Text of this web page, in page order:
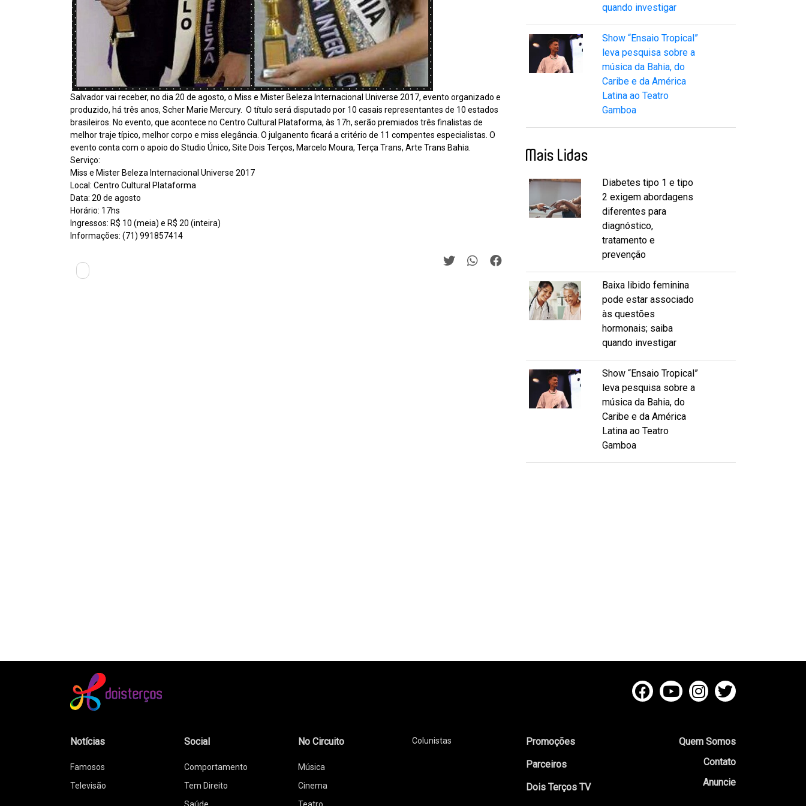
Salvador vai receber, no dia 20 de agosto, o Miss e Mister Beleza Internacional Universe 2017, evento organizado e
produzido, há três anos, Scher Marie Mercury. O título será disputado por 10 casais representantes de 10 estados
brasileiros. No evento, que acontece no Centro Cultural Plataforma, às 17h, serão premiados três finalistas de
melhor traje típico, melhor corpo e miss elegância. O julganento ficará a critério de 11 compentes especialistas. O
evento conta com o apoio do Studio Único, Site Dois Terços, Marcelo Moura, Terça Trans, Arte Trans Bahia.
Serviço:
Miss e Mister Beleza Internacional Universe 2017
Local: Centro Cultural Plataforma
Data: 20 de agosto
Horário: 17hs
Ingressos: R$ 10 (meia) e R$ 20 (inteira)
Informações: (71) 991857414
quando investigar
Show “Ensaio Tropical”
leva pesquisa sobre a
música da Bahia, do
Caribe e da América
Latina ao Teatro
Gamboa
Mais Lidas
Diabetes tipo 1 e tipo
2 exigem abordagens
diferentes para
diagnóstico,
tratamento e
prevenção
Baixa libido feminina
pode estar associado
às questões
hormonais; saiba
quando investigar
Show “Ensaio Tropical”
leva pesquisa sobre a
música da Bahia, do
Caribe e da América
Latina ao Teatro
Gamboa
Notícias
Famosos
Televisão
Social
Comportamento
Tem Direito
Saúde
No Circuito
Música
Cinema
Teatro
Colunistas
Promoções
Parceiros
Dois Terços TV
Quem Somos
Contato
Anuncie